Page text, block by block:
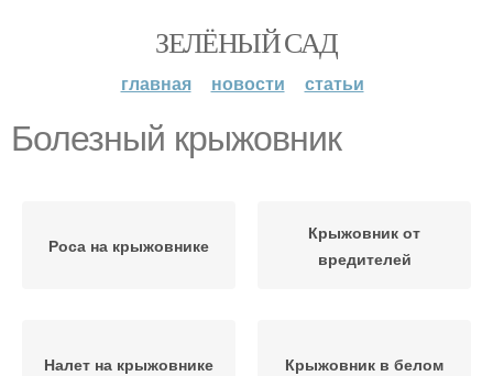
ЗЕЛЁНЫЙ САД
главная новости статьи
Болезный крыжовник
Роса на крыжовнике
Крыжовник от
вредителей
Налет на крыжовнике Крыжовник в белом